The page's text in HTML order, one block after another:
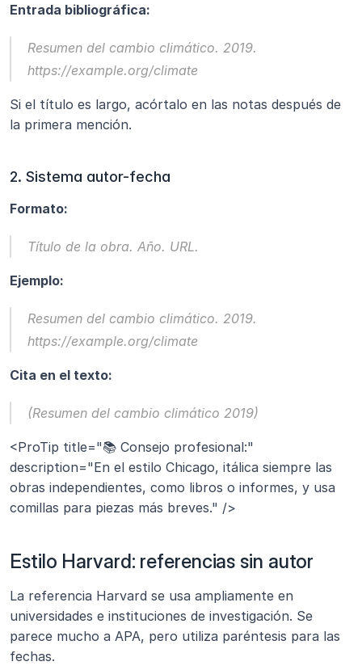
Entrada bibliográfica:
Resumen del cambio climático. 2019.
https://example.org/climate
Si el título es largo, acórtalo en las notas después de
la primera mención.
2. Sistema autor-fecha
Formato:
Título de la obra. Año. URL.
Ejemplo:
Resumen del cambio climático. 2019.
https://example.org/climate
Cita en el texto:
(Resumen del cambio climático 2019)
<ProTip title="📚 Consejo profesional:"
description="En el estilo Chicago, itálica siempre las
obras independientes, como libros o informes, y usa
comillas para piezas más breves." />
Estilo Harvard: referencias sin autor
La referencia Harvard se usa ampliamente en
universidades e instituciones de investigación. Se
parece mucho a APA, pero utiliza paréntesis para las
fechas.